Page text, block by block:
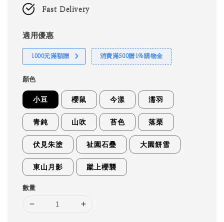
Fast Delivery
適用優惠
1000元滿額贈 消費滿500贈1%購物金
顏色
小豆 櫻鼠 今漾 濡羽
青鈍 山吹 苔色 落栗
伏見朱塗 祉園石疊 大園餅雪
東山月影 蹴上櫻襲
數量